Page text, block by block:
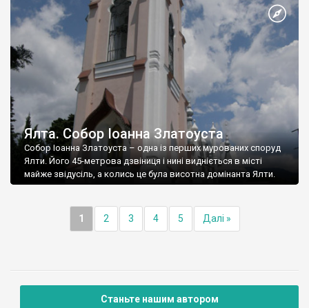
Ялта. Собор Іоанна Златоуста
Собор Іоанна Златоуста – одна із перших мурованих споруд
Ялти. Його 45-метрова дзвіниця і нині видніється в місті
майже звідусіль, а колись це була висотна домінанта Ялти.
1 2 3 4 5 Далі »
Станьте нашим автором